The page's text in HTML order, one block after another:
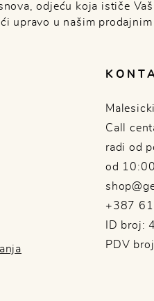
odjeću koja ističe
upravo u našim prodajnim
Call
radi od
od
+387
ID broj:
PDV